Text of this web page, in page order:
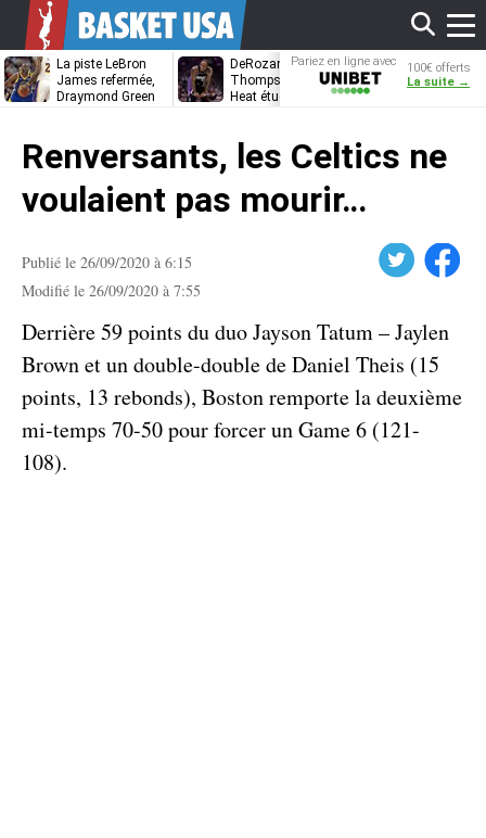
La piste LeBron
James refermée,
Draymond Green
DeRozan, Beal,
Thompson… Le
Heat étudie ses
Kentavious
Caldwell-
Pariez en ligne avec
Unibet
100€ offerts
La suite →
Renversants, les Celtics ne
voulaient pas mourir…
Publié le 26/09/2020 à 6:15
Modifié le 26/09/2020 à 7:55
Facebook
Derrière 59 points du duo Jayson Tatum – Jaylen
Brown et un double-double de Daniel Theis (15
points, 13 rebonds), Boston remporte la deuxième
mi-temps 70-50 pour forcer un Game 6 (121-
108).